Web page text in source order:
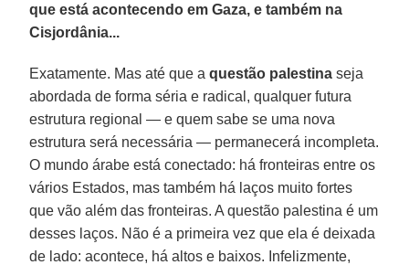
que está acontecendo em Gaza, e também na
Cisjordânia...
Exatamente. Mas até que aquestão palestina seja
abordada de forma séria e radical, qualquer futura
estrutura regional — e quem sabe se uma nova
estrutura será necessária — permanecerá incompleta.
O mundo árabe está conectado: há fronteiras entre os
vários Estados, mas também há laços muito fortes
que vão além das fronteiras. A questão palestina é um
desses laços. Não é a primeira vez que ela é deixada
de lado: acontece, há altos e baixos. Infelizmente,